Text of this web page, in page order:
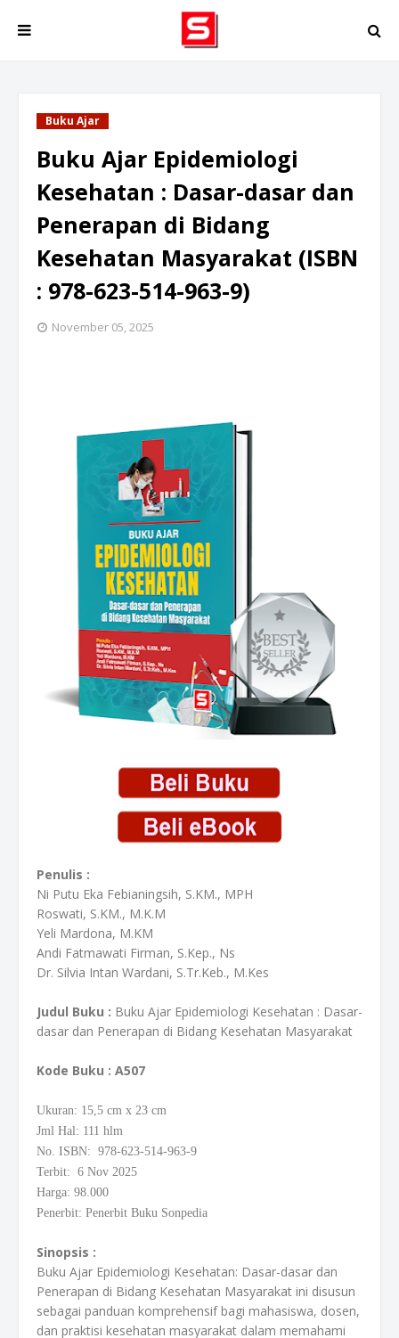
Buku Ajar
Buku Ajar Epidemiologi
Kesehatan : Dasar-dasar dan
Penerapan di Bidang
Kesehatan Masyarakat (ISBN
: 978-623-514-963-9)
November 05, 2025
Penulis :
Ni Putu Eka Febianingsih, S.KM., MPH
Roswati, S.KM., M.K.M
Yeli Mardona, M.KM
Andi Fatmawati Firman, S.Kep., Ns
Dr. Silvia Intan Wardani, S.Tr.Keb., M.Kes
Judul Buku : Buku Ajar Epidemiologi Kesehatan : Dasar-
dasar dan Penerapan di Bidang Kesehatan Masyarakat
Kode Buku : A507
Ukuran: 15,5 cm x 23 cm
Jml Hal: 111 hlm
No. ISBN: 978-623-514-963-9
Terbit: 6 Nov 2025
Harga: 98.000
Penerbit: Penerbit Buku Sonpedia
Sinopsis :
Buku Ajar Epidemiologi Kesehatan: Dasar-dasar dan
Penerapan di Bidang Kesehatan Masyarakat ini disusun
sebagai panduan komprehensif bagi mahasiswa, dosen,
dan praktisi kesehatan masyarakat dalam memahami